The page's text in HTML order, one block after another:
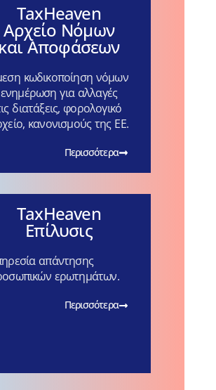
TaxHeaven
Αρχείο Νόμων
και Αποφάσεων
κωδικοποίηση νόμων
για αλλαγές
διατάξεις, φορολογικό
κανονισμούς της ΕΕ.
Περισσότερα
TaxHeaven
Επίλυσις
απάντησης
ερωτημάτων.
Περισσότερα